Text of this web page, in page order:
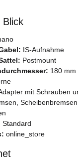
Blick
IS-Aufnahme
Postmount
180 mm
mit Schrauben
Standard
online_store